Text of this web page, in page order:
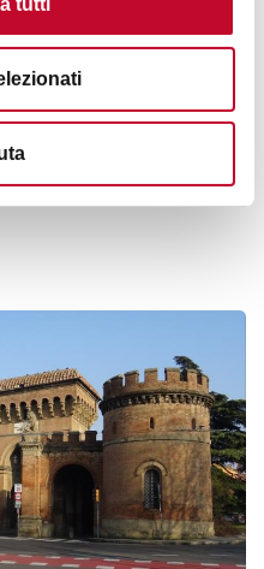
(fornace